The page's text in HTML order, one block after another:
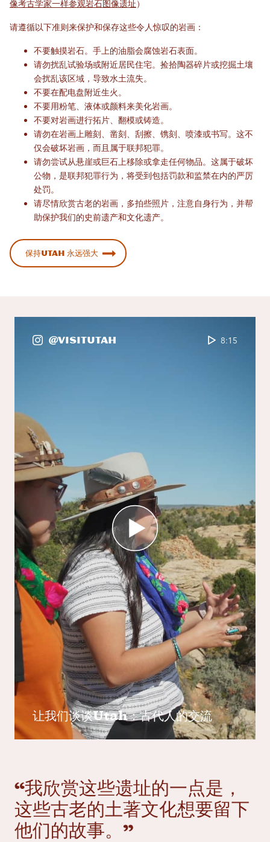
像考古学家一样参观岩石图像遗址）
请遵循以下准则来保护和保存这些令人惊叹的岩画：
不要触摸岩石。手上的油脂会腐蚀岩石表面。
请勿扰乱试验场或附近居民住宅。捡拾陶器碎片或挖掘土壤
会扰乱该区域，导致水土流失。
不要在配电盘附近生火。
不要用粉笔、液体或颜料来美化岩画。
不要对岩画进行拓片、翻模或铸造。
请勿在岩画上雕刻、凿刻、刮擦、镌刻、喷漆或书写。这不
仅会破坏岩画，而且属于联邦犯罪。
请勿尝试从悬崖或巨石上移除或拿走任何物品。这属于破坏
公物，是联邦犯罪行为，将受到包括罚款和监禁在内的严厉
处罚。
请尽情欣赏古老的岩画，多拍些照片，注意自身行为，并帮
助保护我们的史前遗产和文化遗产。
保持Utah 永远强大
@VisitUtah 8:15
让我们谈谈Utah：古代人的交流
“我欣赏这些遗址的一点是，
这些古老的土著文化想要留下
他们的故事。”